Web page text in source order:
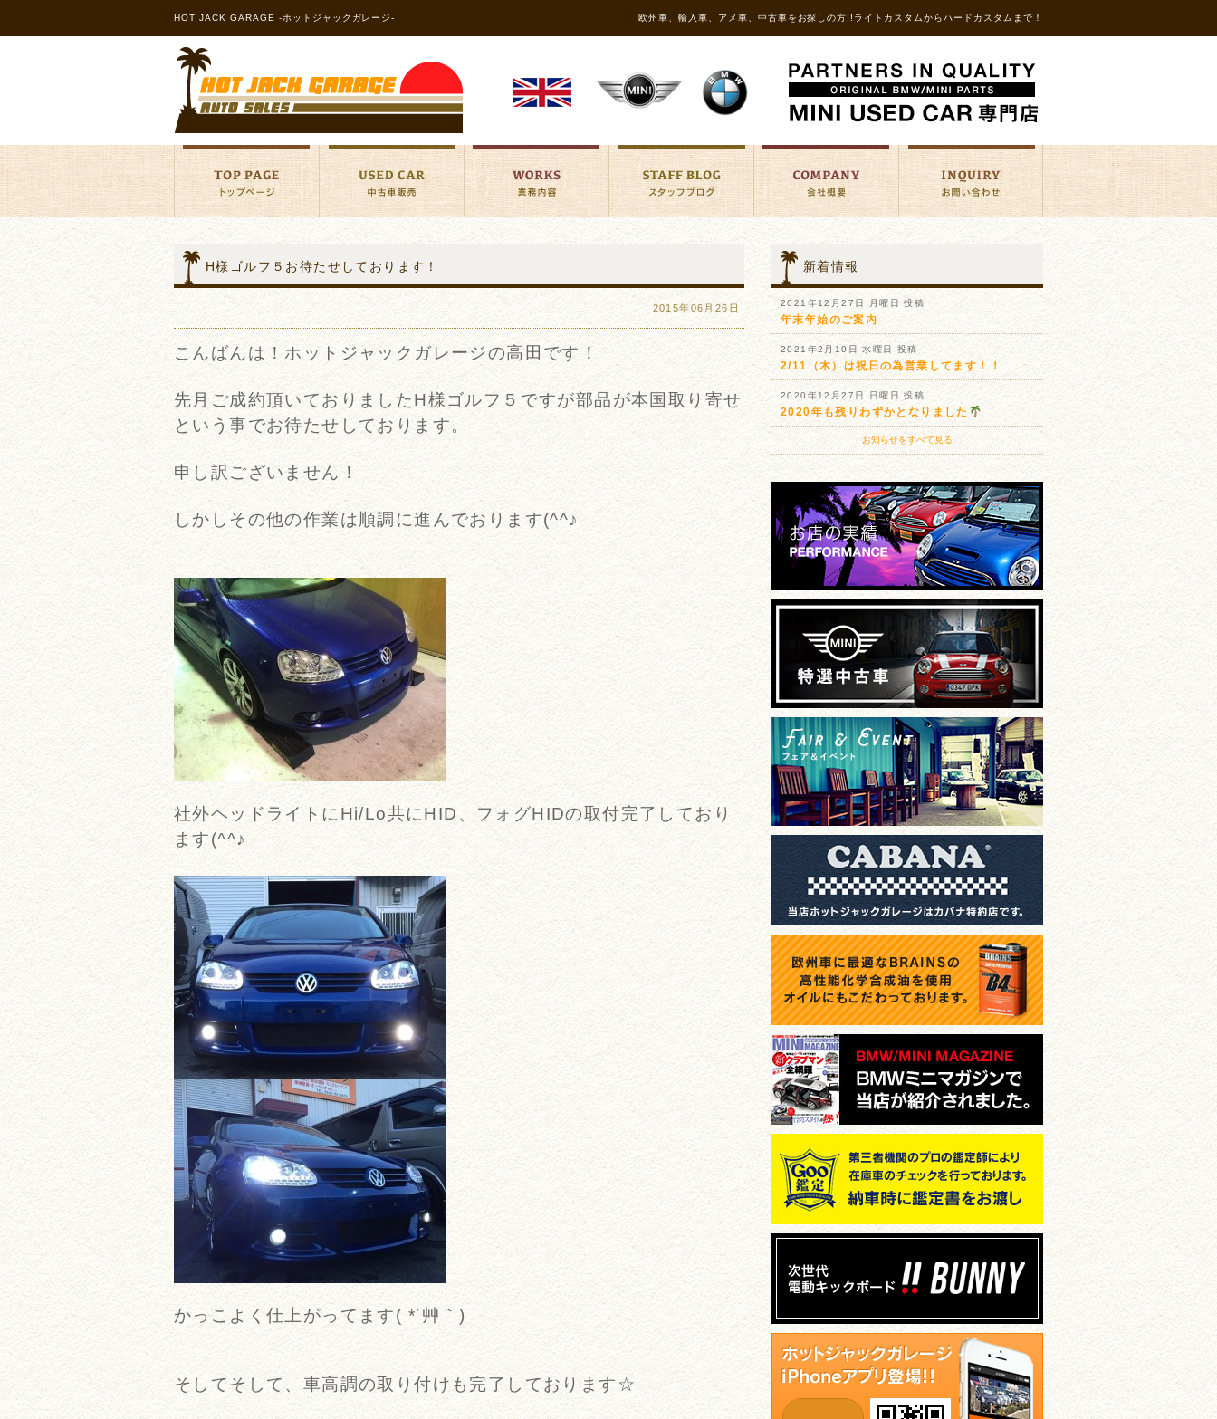
HOT JACK GARAGE -ホットジャックガレージ- 欧州車、輸入車、アメ車、中古車をお探しの方!!ライトカスタムからハードカスタムまで！
H様ゴルフ５お待たせしております！
2015年06月26日
こんばんは！ホットジャックガレージの高田です！
先月ご成約頂いておりましたH様ゴルフ５ですが部品が本国取り寄せ
という事でお待たせしております。
申し訳ございません！
しかしその他の作業は順調に進んでおります(^^♪
社外ヘッドライトにHi/Lo共にHID、フォグHIDの取付完了しており
ます(^^♪
かっこよく仕上がってます( *´艸｀)
そしてそして、車高調の取り付けも完了しております☆
新着情報
2021年12月27日 月曜日 投稿
年末年始のご案内
2021年2月10日 水曜日 投稿
2/11（木）は祝日の為営業してます！！
2020年12月27日 日曜日 投稿
2020年も残りわずかとなりました
お知らせをすべて見る